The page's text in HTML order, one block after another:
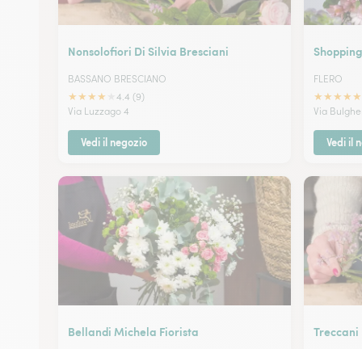
Nonsolofiori Di Silvia Bresciani
BASSANO BRESCIANO
★★★★
4.4 (9)
Via Luzzago 4
Vedi il negozio
FLERO
★★★★★
Via
Vedi il
Bellandi Michela Fiorista Treccani